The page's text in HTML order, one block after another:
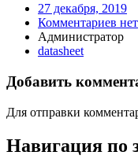
27 декабря, 2019
Комментариев нет
Администратор
datasheet
Добавить
Для отправки
Навигация по